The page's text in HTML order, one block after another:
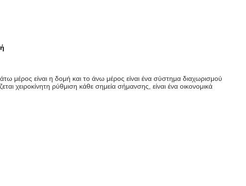
μέρος είναι η δομή και το άνω μέρος είναι ένα σύστημα διαχωρισμού
χειροκίνητη ρύθμιση κάθε σημεία σήμανσης, είναι ένα οικονομικά